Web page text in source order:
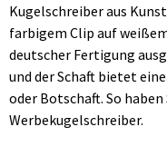
Kugelschreiber aus
farbigem Clip auf
deutscher Fertigung
und der Schaft bietet
oder Botschaft. So
Werbekugelschreiber.